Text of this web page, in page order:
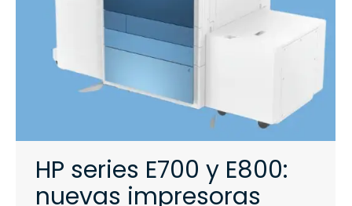
HP series E700 y E800:
nuevas impresoras